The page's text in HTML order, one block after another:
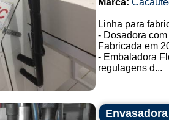
Marca:
Linha para
- Dosadora
Fabricada em
- Embaladora
regulagens d...